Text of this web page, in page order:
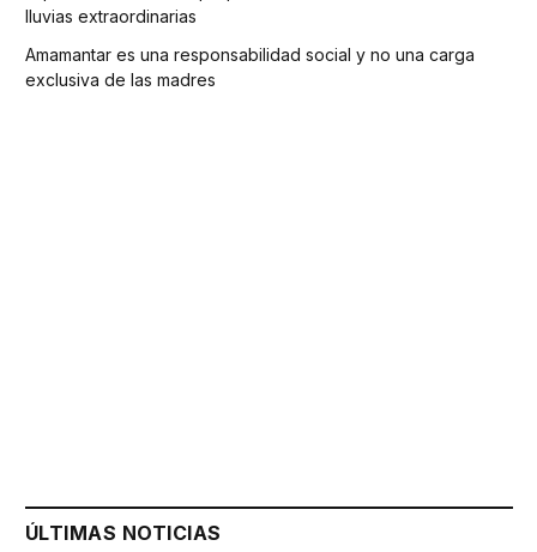
lluvias extraordinarias
Amamantar es una responsabilidad social y no una carga
exclusiva de las madres
ÚLTIMAS NOTICIAS